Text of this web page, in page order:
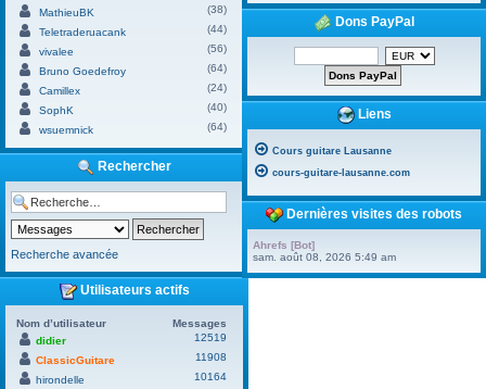
MathieuBK
(38)
Teletraderuacank
(44)
vivalee
(56)
Bruno Goedefroy
(64)
Camillex
(24)
SophK
(40)
wsuemnick
(64)
Rechercher
Recherche avancée
Utilisateurs actifs
Nom d’utilisateur
Messages
didier
12519
ClassicGuitare
11908
hirondelle
10164
Dons PayPal
Liens
Cours guitare Lausanne
cours-guitare-lausanne.com
Dernières visites des robots
Ahrefs [Bot]
sam. août 08, 2026 5:49 am